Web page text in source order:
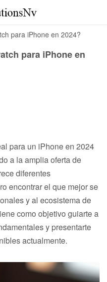
para iPhone en 2024?
para iPhone en
para un iPhone en 2024
a la amplia oferta de
diferentes
encontrar el que mejor se
y al ecosistema de
como objetivo guiarte a
y presentarte
actualmente.